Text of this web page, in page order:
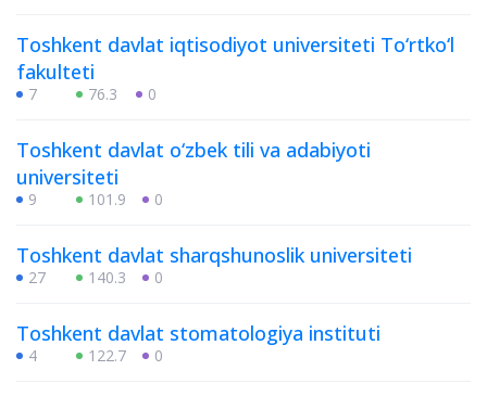
Toshkent davlat iqtisodiyot universiteti To‘rtko‘l
fakulteti
7 76.3 0
Toshkent davlat o‘zbek tili va adabiyoti
universiteti
9 101.9 0
Toshkent davlat sharqshunoslik universiteti
27 140.3 0
Toshkent davlat stomatologiya instituti
4 122.7 0